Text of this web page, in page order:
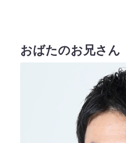
おばたのお兄さ